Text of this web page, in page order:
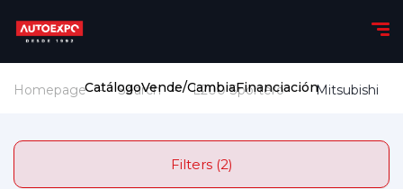
CatálogoVende/CambiaFinanciación
Homepage Search L200 Sportero Mitsubishi
Filters (2)